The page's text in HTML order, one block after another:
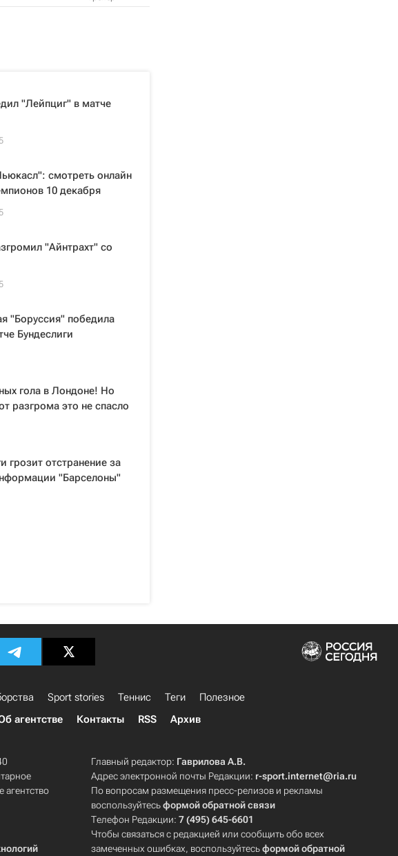
"Лейпциг" в матче
смотреть онлайн
10 декабря
"Айнтрахт" со
"Боруссия" победила
Бундеслиги
гола в Лондоне! Но
разгрома это не спасло
грозит отстранение за
"Барселоны"
Sport stories Теннис Теги
Полезное
агентстве Контакты RSS Архив
Главный редактор: Гаврилова А.В.
Адрес электронной почты Редакции: r-sport.internet@ria.ru
По вопросам размещения пресс-релизов и рекламы
воспользуйтесьформой обратной связи
Телефон Редакции:7 (495) 645-6601
Чтобы связаться с редакцией или сообщить обо всех
замеченных ошибках, воспользуйтесьформой обратной